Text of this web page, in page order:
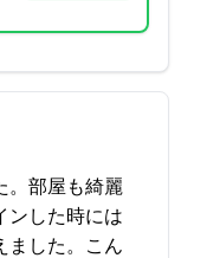
。部屋も綺麗
ンした時には
ました。こん